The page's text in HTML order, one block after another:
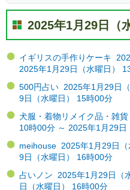
2025年1月29日（
イギリスの手作りケーキ
2025年1月29日（水曜日）
500円占い 2025年1月29日
9日（水曜日） 15時00分
犬服・着物リメイク品・雑
10時00分 ～ 2025年1月29
meihouse 2025年1月29日
9日（水曜日） 16時00分
占いノン 2025年1月29日（
日（水曜日） 16時00分